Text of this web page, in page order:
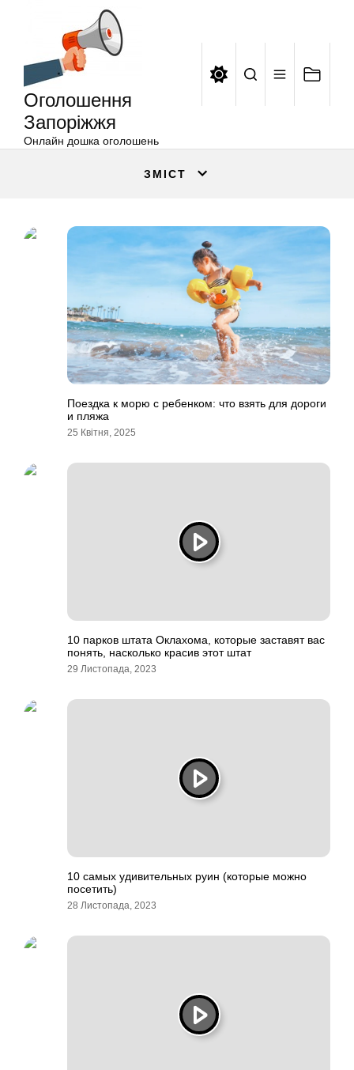
Оголошення
Запоріжжя
Онлайн дошка оголошень
ЗМІСТ
Поездка к морю с ребенком: что взять для дороги
и пляжа
25 Квітня, 2025
10 парков штата Оклахома, которые заставят вас
понять, насколько красив этот штат
29 Листопада, 2023
10 самых удивительных руин (которые можно
посетить)
28 Листопада, 2023